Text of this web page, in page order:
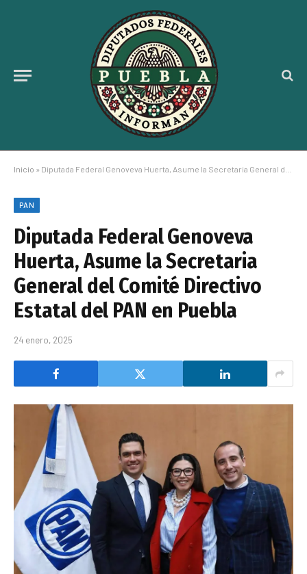
Inicio » Diputada Federal Genoveva Huerta, Asume la Secretaria General del Comité Directivo Estatal del PAN en Puebla
PAN
Diputada Federal Genoveva
Huerta, Asume la Secretaria
General del Comité Directivo
Estatal del PAN en Puebla
24 enero, 2025